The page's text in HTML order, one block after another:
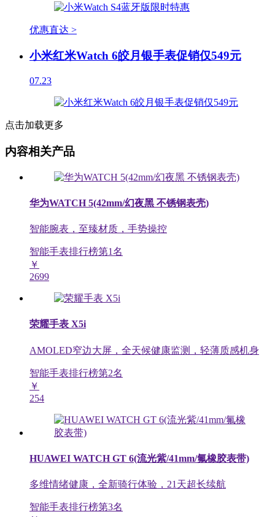
优惠直达 >
小米红米Watch 6皎月银手表促销仅549元
07.23
点击加载更多
内容相关产品
华为WATCH 5(42mm/幻夜黑 不锈钢表壳)
智能腕表，至臻材质，手势操控
智能手表排行榜第1名
￥
2699
荣耀手表 X5i
AMOLED窄边大屏，全天候健康监测，轻薄质感机身
智能手表排行榜第2名
￥
254
HUAWEI WATCH GT 6(流光紫/41mm/氟橡胶表带)
多维情绪健康，全新骑行体验，21天超长续航
智能手表排行榜第3名